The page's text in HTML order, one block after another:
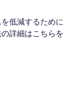
低減するため
の詳細はこちら